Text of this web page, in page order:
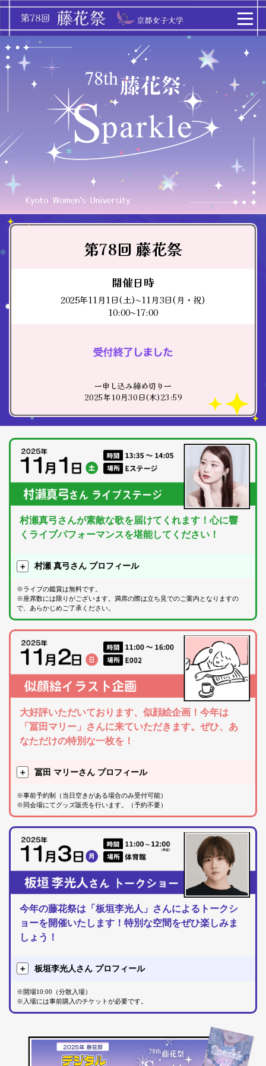
第78回 藤花祭
開催日時
2025年11月1日(土)〜11月3日(月・祝)
10:00〜17:00
ー申し込み締め切りー
2025年10月30日(木)23:59
村瀬真弓さんが素敵な歌を届けてくれます！心に響
くライブパフォーマンスを堪能してください！
村瀬 真弓さん プロフィール
※ライブの鑑賞は無料です。
※座席数には限りがございます。満席の際は立ち見でのご案内となりますの
で、あらかじめご了承ください。
大好評いただいております、似顔絵企画！今年は
「冨田マリー」さんに来ていただきます。ぜひ、あ
なただけの特別な一枚を！
冨田 マリーさん プロフィール
※事前予約制（当日空きがある場合のみ受付可能）
※同会場にてグッズ販売を行います。（予約不要）
今年の藤花祭は「板垣李光人」さんによるトークシ
ョーを開催いたします！特別な空間をぜひ楽しみま
しょう！
板垣李光人さん プロフィール
※開場10:00（分散入場）
※入場には事前購入のチケットが必要です。